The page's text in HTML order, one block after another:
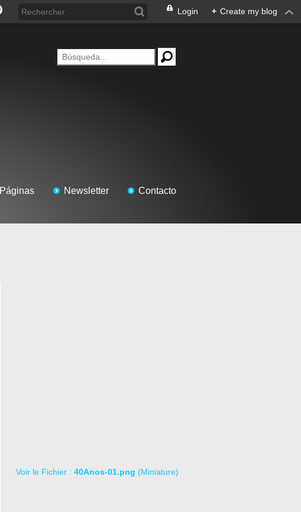
Login + Create my blog
Páginas Newsletter Contacto
Voir le Fichier : 40Anos-01.png (Miniature)